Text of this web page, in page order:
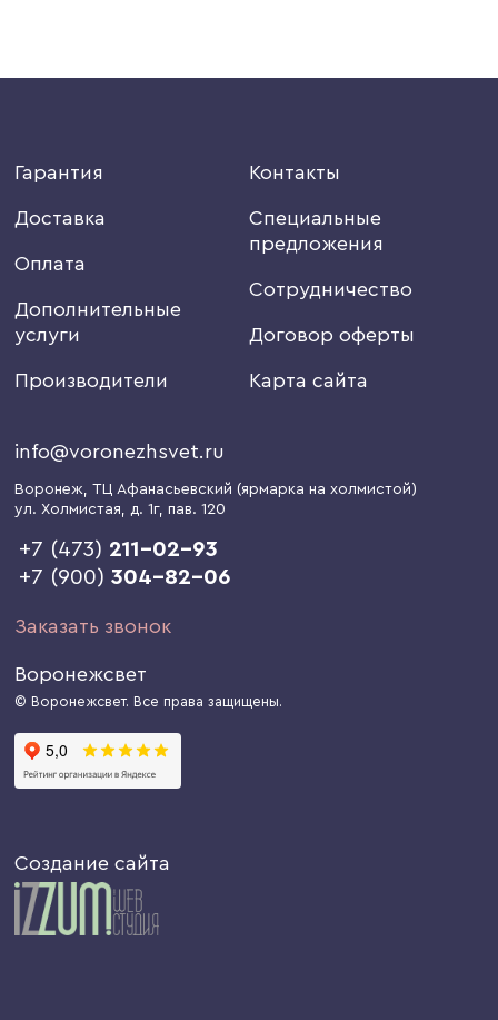
Гарантия
Доставка
Оплата
Дополнительные
услуги
Производители
Контакты
Специальные
предложения
Сотрудничество
Договор оферты
Карта сайта
info@voronezhsvet.ru
Воронеж, ТЦ Афанасьевский (ярмарка на холмистой)
ул. Холмистая, д. 1г, пав. 120
+7 (473) 211-02-93
+7 (900)304-82-06
Заказать звонок
Воронежсвет
© Воронежсвет. Все права защищены.
Создание сайта